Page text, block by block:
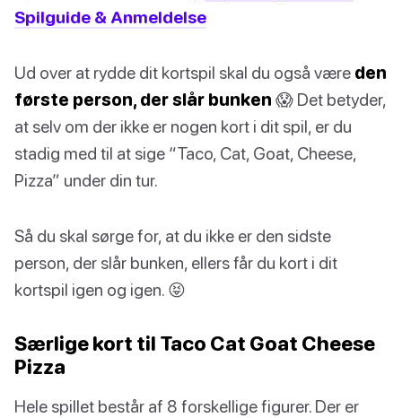
Spilguide & Anmeldelse
Ud over at rydde dit kortspil skal du også være den
første person, der slår bunken 😱 Det betyder,
at selv om der ikke er nogen kort i dit spil, er du
stadig med til at sige “Taco, Cat, Goat, Cheese,
Pizza” under din tur.
Så du skal sørge for, at du ikke er den sidste
person, der slår bunken, ellers får du kort i dit
kortspil igen og igen. 😝
Særlige kort til Taco Cat Goat Cheese
Pizza
Hele spillet består af 8 forskellige figurer. Der er